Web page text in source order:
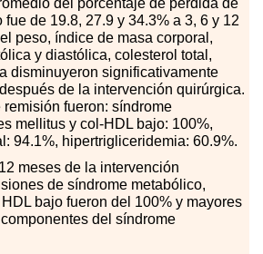
del porcentaje de pérdida de
de 19.8, 27.9 y 34.3% a 3, 6 y 12
peso, índice de masa corporal,
y diastólica, colesterol total,
disminuyeron significativamente
de la intervención quirúrgica.
remisión fueron: síndrome
mellitus y col-HDL bajo: 100%,
94.1%, hipertrigliceridemia: 60.9%.
meses de la intervención
de síndrome metabólico,
bajo fueron del 100% y mayores
del síndrome